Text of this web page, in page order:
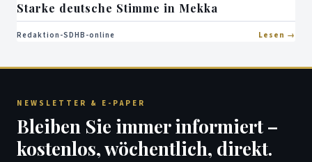
Starke deutsche Stimme in Mekka
Redaktion-SDHB-online Lesen
NEWSLETTER & E-PAPER
Bleiben Sie immer informiert –
kostenlos, wöchentlich, direkt.